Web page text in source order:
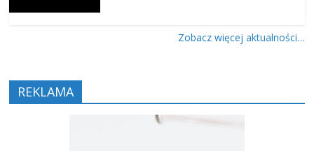
Zobacz więcej aktualności…
REKLAMA